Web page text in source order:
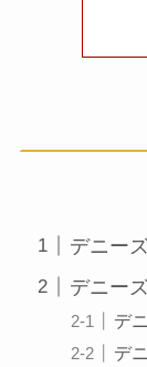
デニー
デニー
デ
デ